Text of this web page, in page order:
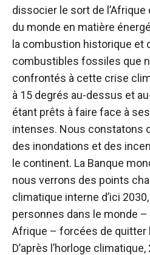
dissocier le sort de
du monde en matière
la combustion historique et
combustibles fossiles que
confrontés à cette crise
à 15 degrés au-dessus et
étant prêts à faire face à
intenses. Nous constatons
des inondations et des
le continent. La Banque
nous verrons des points
climatique interne d’ici
personnes dans le monde
Afrique – forcées de quitter
D’après l’horloge